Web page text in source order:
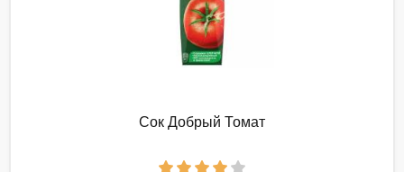
Сок Добрый Томат